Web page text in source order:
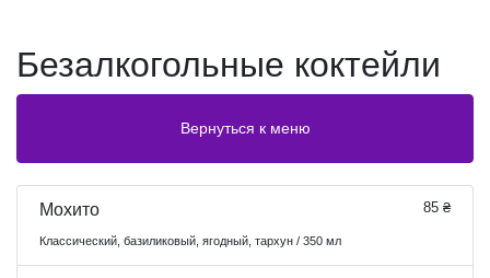
Безалкогольные коктейли
Мохито 85 ₴
Классический, базиликовый, ягодный, тархун / 350 мл
Вернуться к меню